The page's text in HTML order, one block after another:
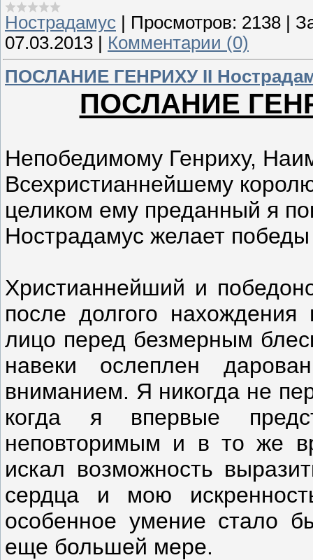
Нострадамус Просмотров: 2138
07.03.2013
Комментарии (0)
ПОСЛАНИЕ ГЕНРИХУ II
ПОСЛАНИЕ
Непобедимому Генриху,
Всехристианнейшему
целиком ему преданный я
Нострадамус желает победы
Христианнейший и
после долгого
лицо перед безмерным
навеки ослеплен
вниманием. Я никогда не
когда я впервые
неповторимым и в то же
искал возможность
сердца и мою
особенное умение стало
еще большей мере.